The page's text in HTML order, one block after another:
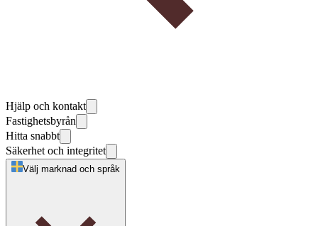
Hjälp och kontakt
Fastighetsbyrån
Hitta snabbt
Säkerhet och integritet
Välj marknad och språk